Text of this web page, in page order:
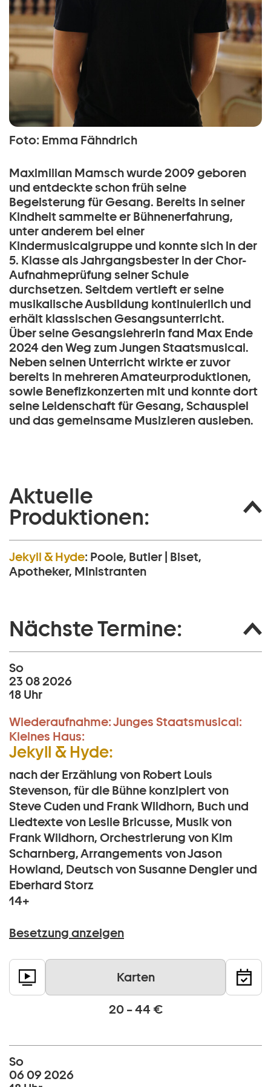
Foto: Emma Fähndrich
Maximilian Mamsch wurde 2009 geboren
und entdeckte schon früh seine
Begeisterung für Gesang. Bereits in seiner
Kindheit sammelte er Bühnenerfahrung,
unter anderem bei einer
Kindermusicalgruppe und konnte sich in der
5. Klasse als Jahrgangsbester in der Chor-
Aufnahmeprüfung seiner Schule
durchsetzen. Seitdem vertieft er seine
musikalische Ausbildung kontinuierlich und
erhält klassischen Gesangsunterricht.
Über seine Gesangslehrerin fand Max Ende
2024 den Weg zum Jungen Staatsmusical.
Neben seinen Unterricht wirkte er zuvor
bereits in mehreren Amateurproduktionen,
sowie Benefizkonzerten mit und konnte dort
seine Leidenschaft für Gesang, Schauspiel
und das gemeinsame Musizieren ausleben.
Aktuelle
Produktionen:
Jekyll & Hyde: Poole, Butler | Biset,
Apotheker, Ministranten
Nächste Termine:
So
23 08 2026
18 Uhr
Wiederaufnahme:Junges Staatsmusical:
Kleines Haus:
Jekyll & Hyde:
nach der Erzählung von Robert Louis
Stevenson, für die Bühne konzipiert von
Steve Cuden und Frank Wildhorn, Buch und
Liedtexte von Leslie Bricusse, Musik von
Frank Wildhorn, Orchestrierung von Kim
Scharnberg, Arrangements von Jason
Howland, Deutsch von Susanne Dengler und
Eberhard Storz
14+
Besetzung anzeigen
Karten
20 – 44 €
So
06 09 2026